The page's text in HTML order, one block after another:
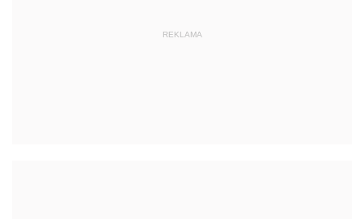
REKLAMA